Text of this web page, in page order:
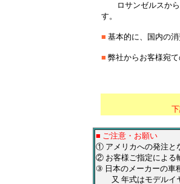
ロサンゼルスから
す。
■ 基本的に、国内の
■ 弊社からお客様宛
■ ご注意・お願い
① アメリカへの発注と
② お客様ご指定による
③ 日本のメーカーの車
又 年式はモデルイヤ